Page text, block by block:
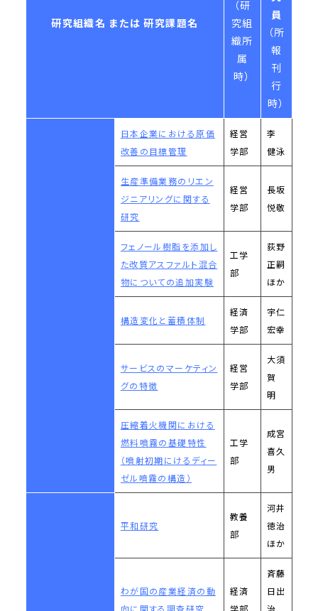
研究組織名 または 研究課題名
（研
究組
織所
属
時）
員
（所
報
刊
行
時）
日本企業における原価
改善の目標管理
経営
学部
李
健泳
生産準備業務のリエン
ジニアリングに関する
研究
経営
学部
長坂
悦敬
フェノール樹脂を添加し
た改質アスファルト混合
物についての追加実験
工学
部
荻野
正嗣
ほか
構造変化と蓄積体制
経済
学部
宇仁
宏幸
サービスのマーケティン
グの特徴
経営
学部
大須
賀
明
圧縮着火機関における
燃料噴霧の基礎特性
（噴射初期にけるディー
ゼル噴霧の構造）
工学
部
成宮
喜久
男
平和研究
教養
部
河井
徳治
ほか
わが国の産業経済の動
向に関する調査研究
経済
学部
斉藤
日出
治